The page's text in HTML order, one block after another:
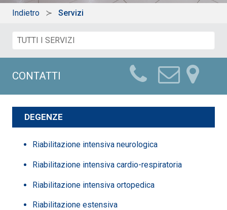
Indietro Servizi
CONTATTI
DEGENZE
Riabilitazione intensiva neurologica
Riabilitazione intensiva cardio-respiratoria
Riabilitazione intensiva ortopedica
Riabilitazione estensiva